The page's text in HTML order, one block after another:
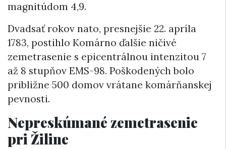
magnitúdom 4,9.
Dvadsať rokov nato, presnejšie 22. apríla
1783, postihlo Komárno ďalšie ničivé
zemetrasenie s epicentrálnou intenzitou 7
až 8 stupňov EMS-98. Poškodených bolo
približne 500 domov vrátane komárňanskej
pevnosti.
Nepreskúmané zemetrasenie
pri Žiline